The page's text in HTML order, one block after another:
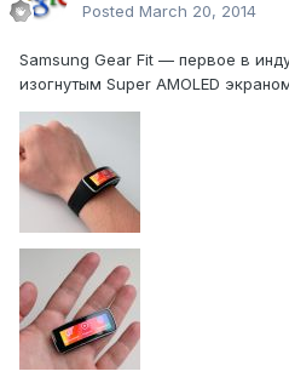
Posted March 20, 2014
Samsung Gear Fit — первое в
изогнутым Super AMOLED